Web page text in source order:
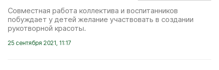
Совместная работа коллектива и воспитанников
побуждает у детей желание участвовать в создании
рукотворной красоты.
25 сентября 2021, 11:17